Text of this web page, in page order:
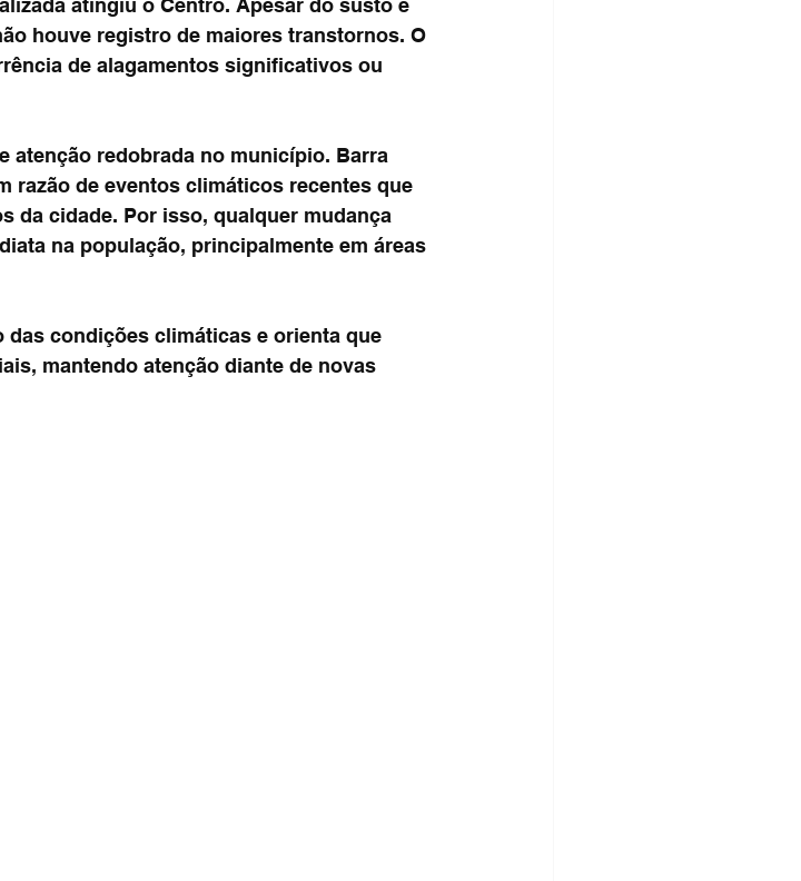
atingiu o Centro. Apesar do susto e
houve registro de maiores transtornos. O
de alagamentos significativos ou
atenção redobrada no município. Barra
razão de eventos climáticos recentes que
da cidade. Por isso, qualquer mudança
na população, principalmente em áreas
condições climáticas e orienta que
mantendo atenção diante de novas